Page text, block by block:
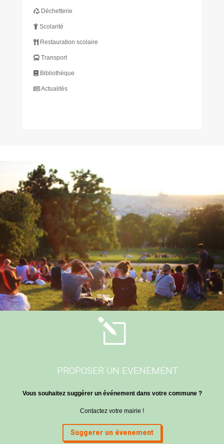
Déchetterie
Scolarité
Restauration scolaire
Transport
Bibliothèque
Actualités
l
PROPOSER UN EVENEMENT
Vous souhaitez suggérer un événement dans votre commune ?
Contactez votre mairie !
Suggerer un évenement